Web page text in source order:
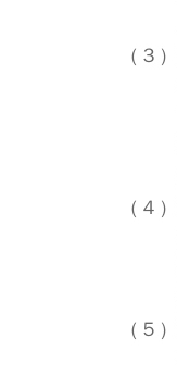
（３）
（４）
（５）